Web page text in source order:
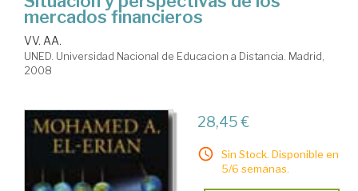
mercados financieros
VV. AA.
UNED. Universidad Nacional de Educacion a Distancia. Madrid,
2008
28,45 €
Sin Stock. Disponible en
5/6 semanas.